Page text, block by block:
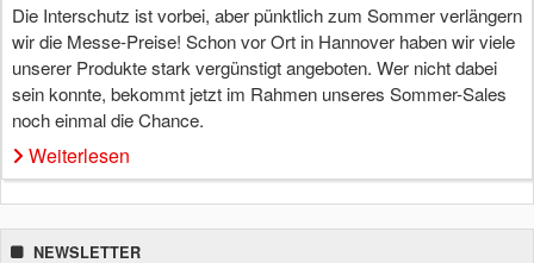
Die Interschutz ist vorbei, aber pünktlich zum Sommer verlängern
wir die Messe-Preise! Schon vor Ort in Hannover haben wir viele
unserer Produkte stark vergünstigt angeboten. Wer nicht dabei
sein konnte, bekommt jetzt im Rahmen unseres Sommer-Sales
noch einmal die Chance.
Weiterlesen
NEWSLETTER